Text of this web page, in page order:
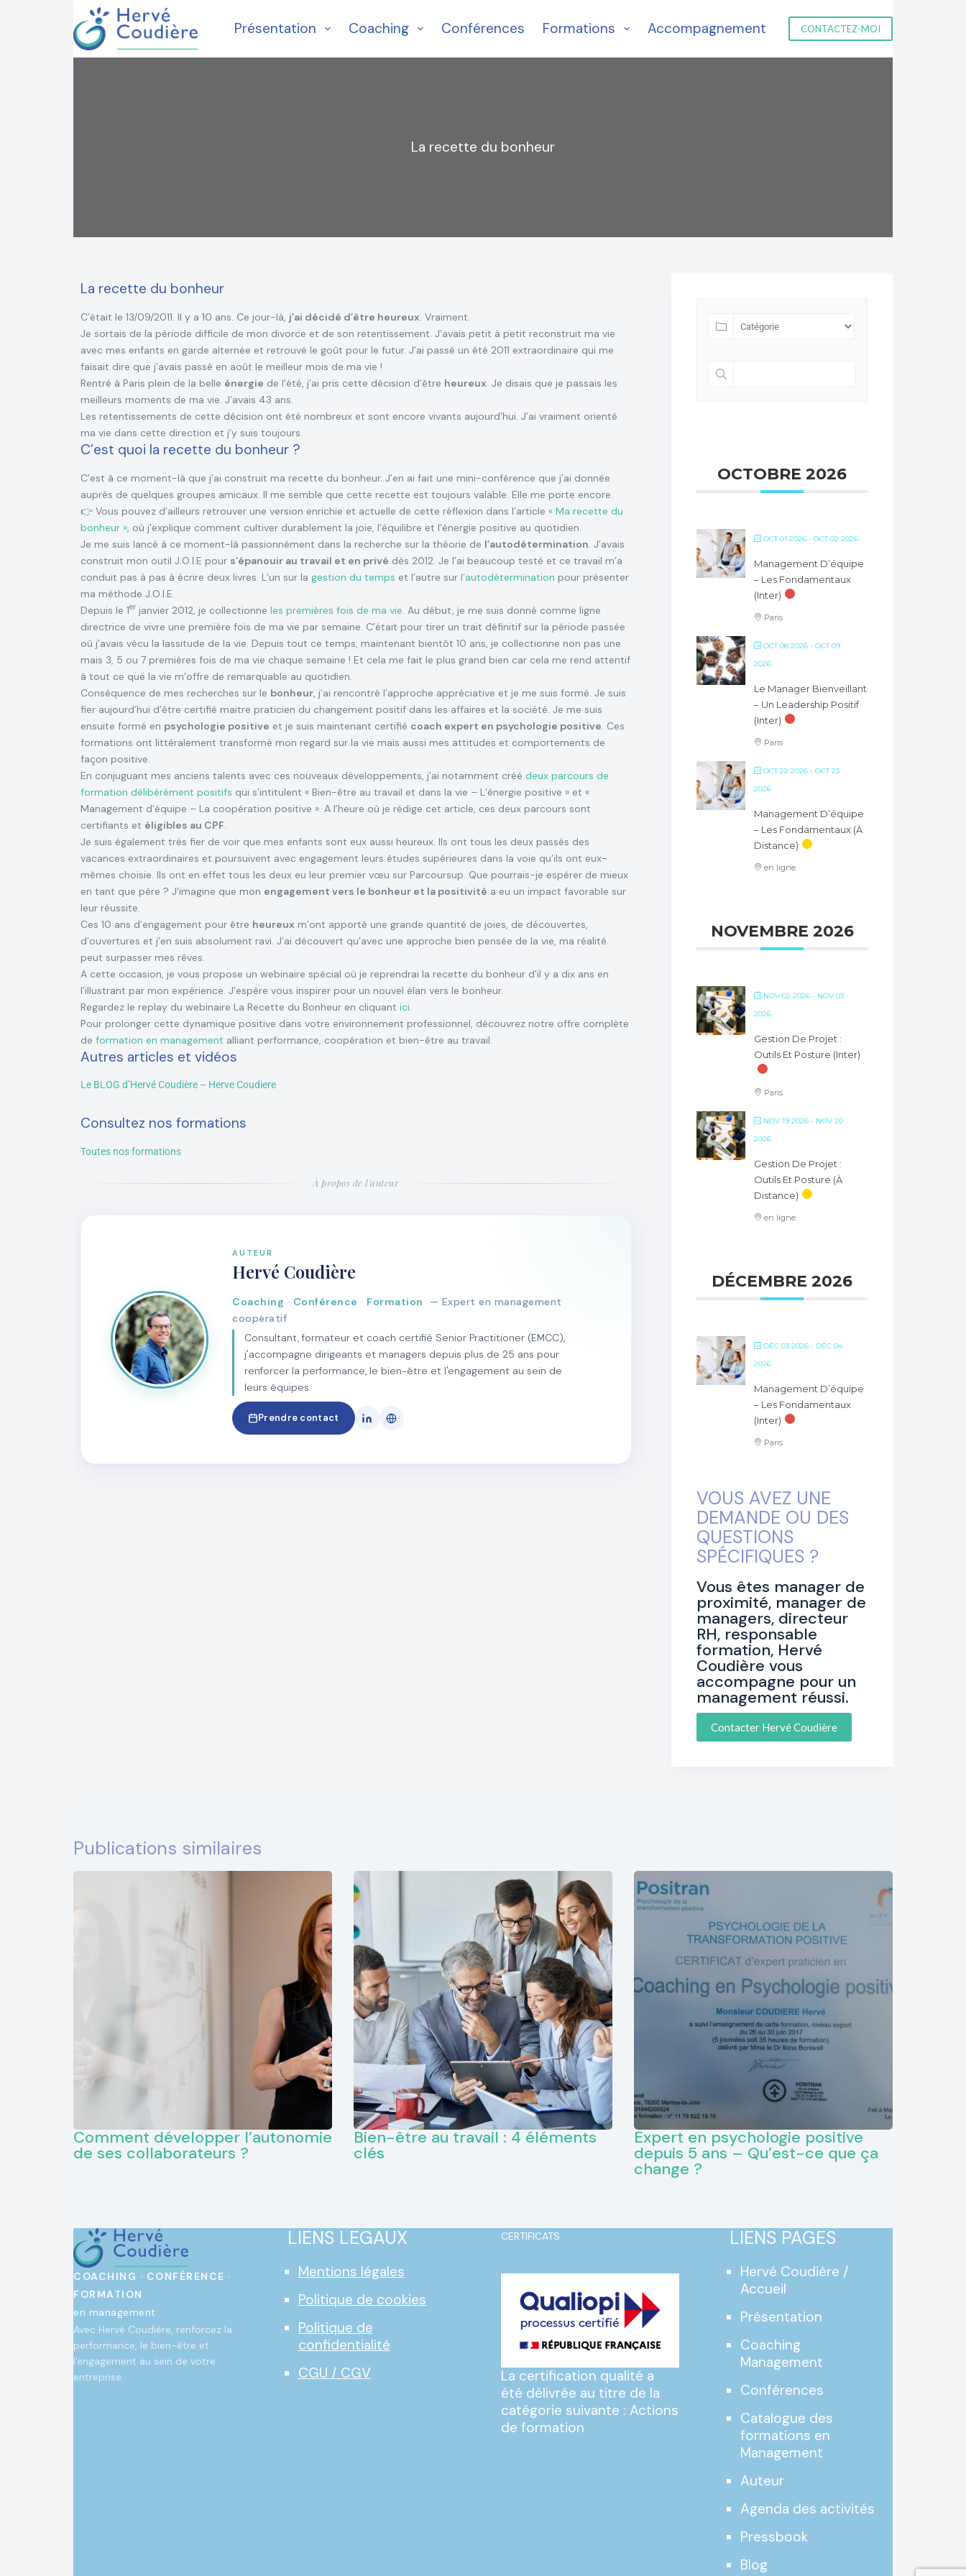
Présentation Coaching Conférences Formations Accompagnement CONTACTEZ-MOI
La recette du bonheur
La recette du bonheur
C’était le 13/09/2011. Il y a 10 ans. Ce jour-là, j’ai décidé d’être heureux. Vraiment.
Je sortais de la période difficile de mon divorce et de son retentissement. J’avais petit à petit reconstruit ma vie
avec mes enfants en garde alternée et retrouvé le goût pour le futur. J’ai passé un été 2011 extraordinaire qui me
faisait dire que j’avais passé en août le meilleur mois de ma vie !
Rentré à Paris plein de la belle énergie de l’été, j’ai pris cette décision d’être heureux. Je disais que je passais les
meilleurs moments de ma vie. J’avais 43 ans.
Les retentissements de cette décision ont été nombreux et sont encore vivants aujourd’hui. J’ai vraiment orienté
ma vie dans cette direction et j’y suis toujours.
C’est quoi la recette du bonheur ?
C’est à ce moment-là que j’ai construit ma recette du bonheur. J’en ai fait une mini-conférence que j’ai donnée
auprès de quelques groupes amicaux. Il me semble que cette recette est toujours valable. Elle me porte encore.
👉 Vous pouvez d’ailleurs retrouver une version enrichie et actuelle de cette réflexion dans l’article « Ma recette du
bonheur » , où j’explique comment cultiver durablement la joie, l’équilibre et l’énergie positive au quotidien.
Je me suis lancé à ce moment-là passionnément dans la recherche sur la théorie de l’autodétermination . J’avais
construit mon outil J.O.I.E pour s’épanouir au travail et en privé dès 2012. Je l’ai beaucoup testé et ce travail m’a
conduit pas à pas à écrire deux livres. L’un sur la gestion du temps et l’autre sur l’autodétermination pour présenter
ma méthode J.O.I.E.
Depuis le 1er janvier 2012, je collectionne les premières fois de ma vie . Au début, je me suis donné comme ligne
directrice de vivre une première fois de ma vie par semaine. C’était pour tirer un trait définitif sur la période passée
où j’avais vécu la lassitude de la vie. Depuis tout ce temps, maintenant bientôt 10 ans, je collectionne non pas une
mais 3, 5 ou 7 premières fois de ma vie chaque semaine ! Et cela me fait le plus grand bien car cela me rend attentif
à tout ce que la vie m’offre de remarquable au quotidien.
Conséquence de mes recherches sur le bonheur , j’ai rencontré l’approche appréciative et je me suis formé. Je suis
fier aujourd’hui d’être certifié maitre praticien du changement positif dans les affaires et la société. Je me suis
ensuite formé en psychologie positive et je suis maintenant certifié coach expert en psychologie positive . Ces
formations ont littéralement transformé mon regard sur la vie mais aussi mes attitudes et comportements de
façon positive.
En conjuguant mes anciens talents avec ces nouveaux développements, j’ai notamment créé deux parcours de
formation délibérément positifs qui s’intitulent « Bien-être au travail et dans la vie – L’énergie positive » et «
Management d’équipe – La coopération positive ». A l’heure où je rédige cet article, ces deux parcours sont
certifiants et éligibles au CPF
Je suis également très fier de voir que mes enfants sont eux aussi heureux. Ils ont tous les deux passés des
vacances extraordinaires et poursuivent avec engagement leurs études supérieures dans la voie qu’ils ont eux-
mêmes choisie. Ils ont en effet tous les deux eu leur premier vœu sur Parcoursup. Que pourrais-je espérer de mieux
en tant que père ? J’imagine que mon engagement vers le bonheur et la positivité a eu un impact favorable sur
leur réussite.
Ces 10 ans d’engagement pour être heureux m’ont apporté une grande quantité de joies, de découvertes,
d’ouvertures et j’en suis absolument ravi. J’ai découvert qu’avec une approche bien pensée de la vie, ma réalité
peut surpasser mes rêves.
A cette occasion, je vous propose un webinaire spécial où je reprendrai la recette du bonheur d’il y a dix ans en
l’illustrant par mon expérience. J’espère vous inspirer pour un nouvel élan vers le bonheur.
Regardez le replay du webinaire La Recette du Bonheur en cliquant ici
Pour prolonger cette dynamique positive dans votre environnement professionnel, découvrez notre offre complète
de formation en management alliant performance, coopération et bien-être au travail.
Autres articles et vidéos
Le BLOG d’Hervé Coudière – Herve Coudiere
Consultez nos formations
Toutes nos formations
À propos de l'auteur
AUTEUR
Hervé Coudière
Coaching · Conférence · Formation — Expert en management
coopératif
Consultant, formateur et coach certifié Senior Practitioner (EMCC),
j'accompagne dirigeants et managers depuis plus de 25 ans pour
renforcer la performance, le bien-être et l'engagement au sein de
leurs équipes.
Prendre contact
OCTOBRE 2026
OCT 01 2026 - OCT 02 2026
Management D’équipe
– Les Fondamentaux
(inter)
Paris
OCT 08 2026 - OCT 09
2026
Le Manager Bienveillant
– Un Leadership Positif
(inter)
Paris
OCT 22 2026 - OCT 23
2026
Management D’équipe
– Les Fondamentaux (à
Distance)
en ligne
NOVEMBRE 2026
NOV 02 2026 - NOV 03
2026
Gestion De Projet :
Outils Et Posture (inter)
Paris
NOV 19 2026 - NOV 20
2026
Gestion De Projet :
Outils Et Posture (à
Distance)
en ligne
DÉCEMBRE 2026
DÉC 03 2026 - DÉC 04
2026
Management D’équipe
– Les Fondamentaux
(inter)
Paris
VOUS AVEZ UNE
DEMANDE OU DES
QUESTIONS
SPÉCIFIQUES ?
Vous êtes manager de
proximité, manager de
managers, directeur
RH, responsable
formation, Hervé
Coudière vous
accompagne pour un
management réussi.
Publications similaires
Comment développer l’autonomie
de ses collaborateurs ?
Bien-être au travail : 4 éléments
clés
Expert en psychologie positive
depuis 5 ans – Qu’est-ce que ça
change ?
COACHING · CONFÉRENCE ·
FORMATION
en management
Avec Hervé Coudière, renforcez la
performance, le bien-être et
l'engagement au sein de votre
entreprise.
LIENS LEGAUX
Mentions légales
Politique de cookies
Politique de
confidentialité
CGU / CGV
CERTIFICATS
La certification qualité a
été délivrée au titre de la
catégorie suivante : Actions
de formation
LIENS PAGES
Hervé Coudière /
Accueil
Présentation
Coaching
Management
Conférences
Catalogue des
formations en
Management
Auteur
Agenda des activités
Pressbook
Blog